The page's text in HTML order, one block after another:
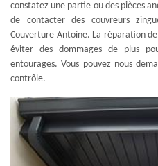
constatez une partie ou des pièces
de contacter des couvreurs
Couverture Antoine. La réparation
éviter des dommages de plus
entourages. Vous pouvez nous
contrôle.